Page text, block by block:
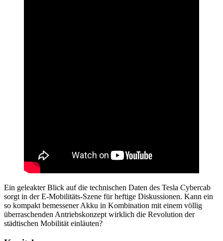
Ein geleakter Blick auf die technischen Daten des Tesla Cybercab
sorgt in der E-Mobilitäts-Szene für heftige Diskussionen. Kann ein
so kompakt bemessener Akku in Kombination mit einem völlig
überraschenden Antriebskonzept wirklich die Revolution der
städtischen Mobilität einläuten?